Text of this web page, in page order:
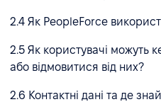
2.4 Як PeopleForce
2.5 Як користувачі можуть
або відмовитися від них?
2.6 Контактні дані та де